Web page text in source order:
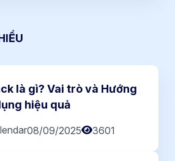
là gì? Vai trò và Hướng
hiệu quả
08/09/2025 3601